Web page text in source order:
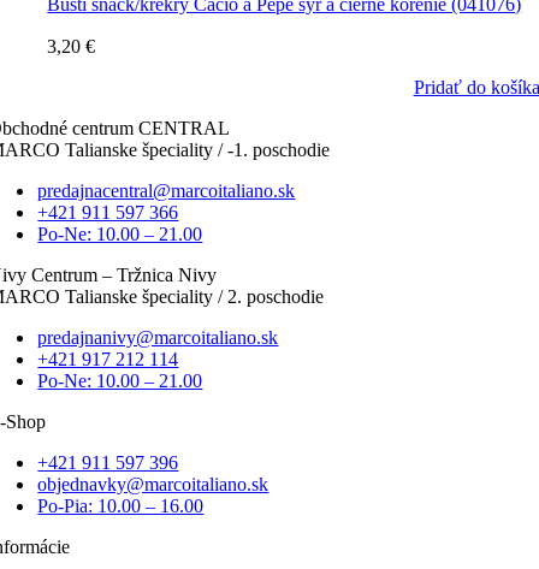
Busti snack/krekry Cacio a Pepe syr a čierne korenie (041076)
3,20€
Pridať do košíka
centrum CENTRAL
Talianske špeciality / -1. poschodie
predajnacentral@marcoitaliano.sk
+421 911 597 366
Po-Ne: 10.00 – 21.00
Centrum – Tržnica Nivy
Talianske špeciality / 2. poschodie
predajnanivy@marcoitaliano.sk
+421 917 212 114
Po-Ne: 10.00 – 21.00
Shop
+421 911 597 396
objednavky@marcoitaliano.sk
Po-Pia: 10.00 – 16.00